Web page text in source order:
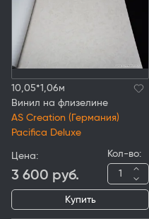
10,05*1,06м
Винил на флизелине
AS Creation (Германия)
Pacifica Deluxe
Цена:
3 600 руб.
Кол-во:
Купить